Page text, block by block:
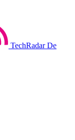
TechRadar De